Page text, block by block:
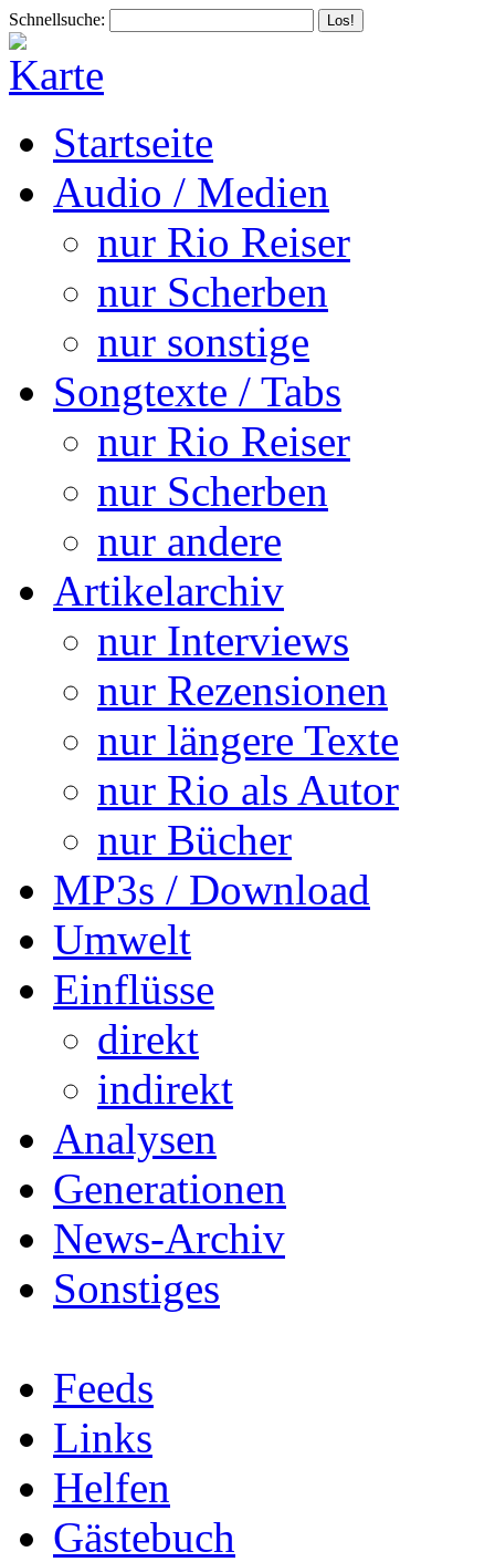
Schnellsuche:
Startseite
Audio / Medien
nur Rio Reiser
nur Scherben
nur sonstige
Songtexte / Tabs
nur Rio Reiser
nur Scherben
nur andere
Artikelarchiv
nur Interviews
nur Rezensionen
nur längere Texte
nur Rio als Autor
nur Bücher
MP3s / Download
Umwelt
Einflüsse
direkt
indirekt
Analysen
Generationen
News-Archiv
Sonstiges
Feeds
Links
Helfen
Gästebuch